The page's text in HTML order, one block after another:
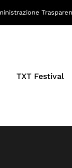
TXT Festival